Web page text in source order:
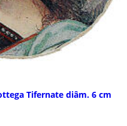
Tifernate diâm. 6 cm